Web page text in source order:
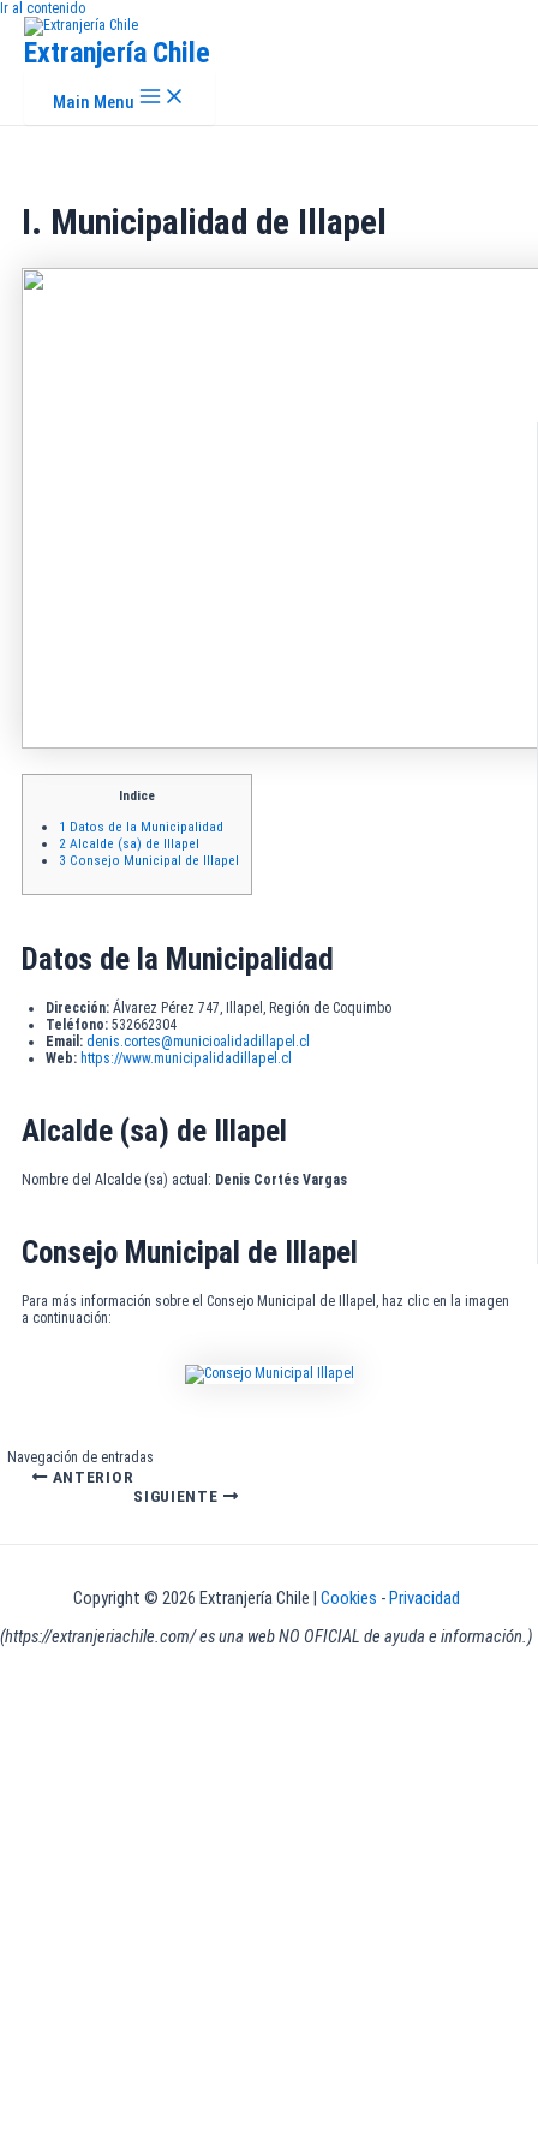
Ir al contenido
Extranjería Chile
Main Menu
I. Municipalidad de Illapel
Indice
1 Datos de la Municipalidad
2 Alcalde (sa) de Illapel
3 Consejo Municipal de Illapel
Datos de la Municipalidad
Dirección: Álvarez Pérez 747, Illapel, Región de Coquimbo
Teléfono: 532662304
Email: denis.cortes@municioalidadillapel.cl
Web: https://www.municipalidadillapel.cl
Alcalde (sa) de Illapel
Nombre del Alcalde (sa) actual: Denis Cortés Vargas
Consejo Municipal de Illapel
Para más información sobre el Consejo Municipal de Illapel, haz clic en la imagen
a continuación:
Navegación de entradas
ANTERIOR
SIGUIENTE
Copyright © 2026 Extranjería Chile | Cookies -Privacidad
(https://extranjeriachile.com/ es una web NO OFICIAL de ayuda e información.)